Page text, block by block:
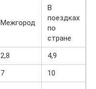
Межгород
В
поездках
по
стране
2,8
4,9
7
10